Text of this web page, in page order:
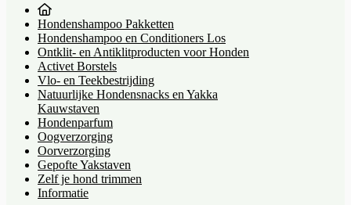
Hondenshampoo Pakketten
Hondenshampoo en Conditioners Los
Ontklit- en Antiklitproducten voor Honden
Activet Borstels
Vlo- en Teekbestrijding
Natuurlijke Hondensnacks en Yakka
Kauwstaven
Hondenparfum
Oogverzorging
Oorverzorging
Gepofte Yakstaven
Zelf je hond trimmen
Informatie